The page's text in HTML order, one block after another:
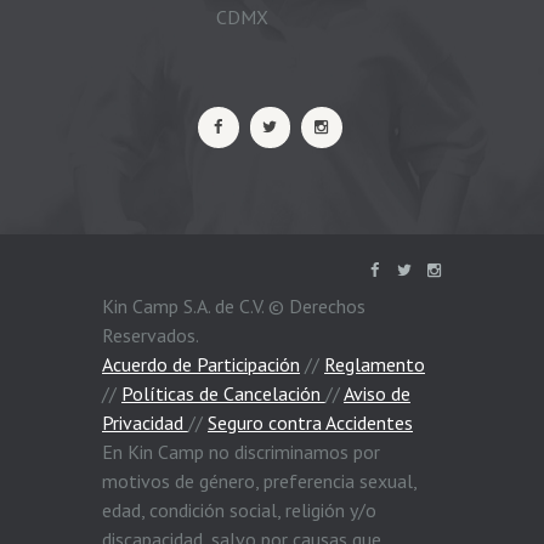
CDMX
Kin Camp S.A. de C.V. © Derechos
Reservados.
Acuerdo de Participación // Reglamento
// Políticas de Cancelación //Aviso de
Privacidad // Seguro contra Accidentes
En Kin Camp no discriminamos por
motivos de género, preferencia sexual,
edad, condición social, religión y/o
discapacidad, salvo por causas que